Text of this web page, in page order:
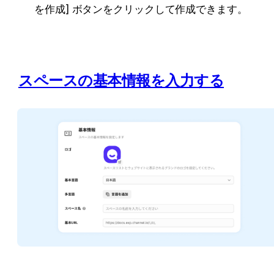
を作成] ボタンをクリックして作成できます。
スペースの基本情報を入力する